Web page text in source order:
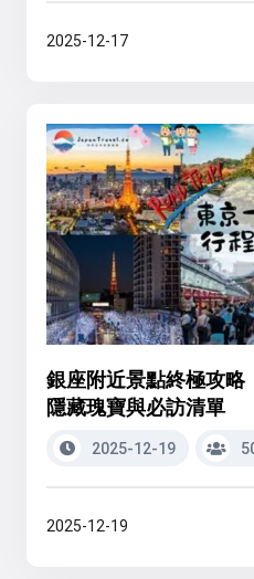
2025-12-17
銀座附近景點終極攻
隱藏瑰寶與必訪清單
2025-12-19
2025-12-19